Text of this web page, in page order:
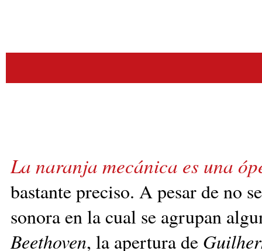
La naranja mecánica es una
bastante preciso. A pesar de no
sonora en la cual se agrupan
Beethoven, la apertura de